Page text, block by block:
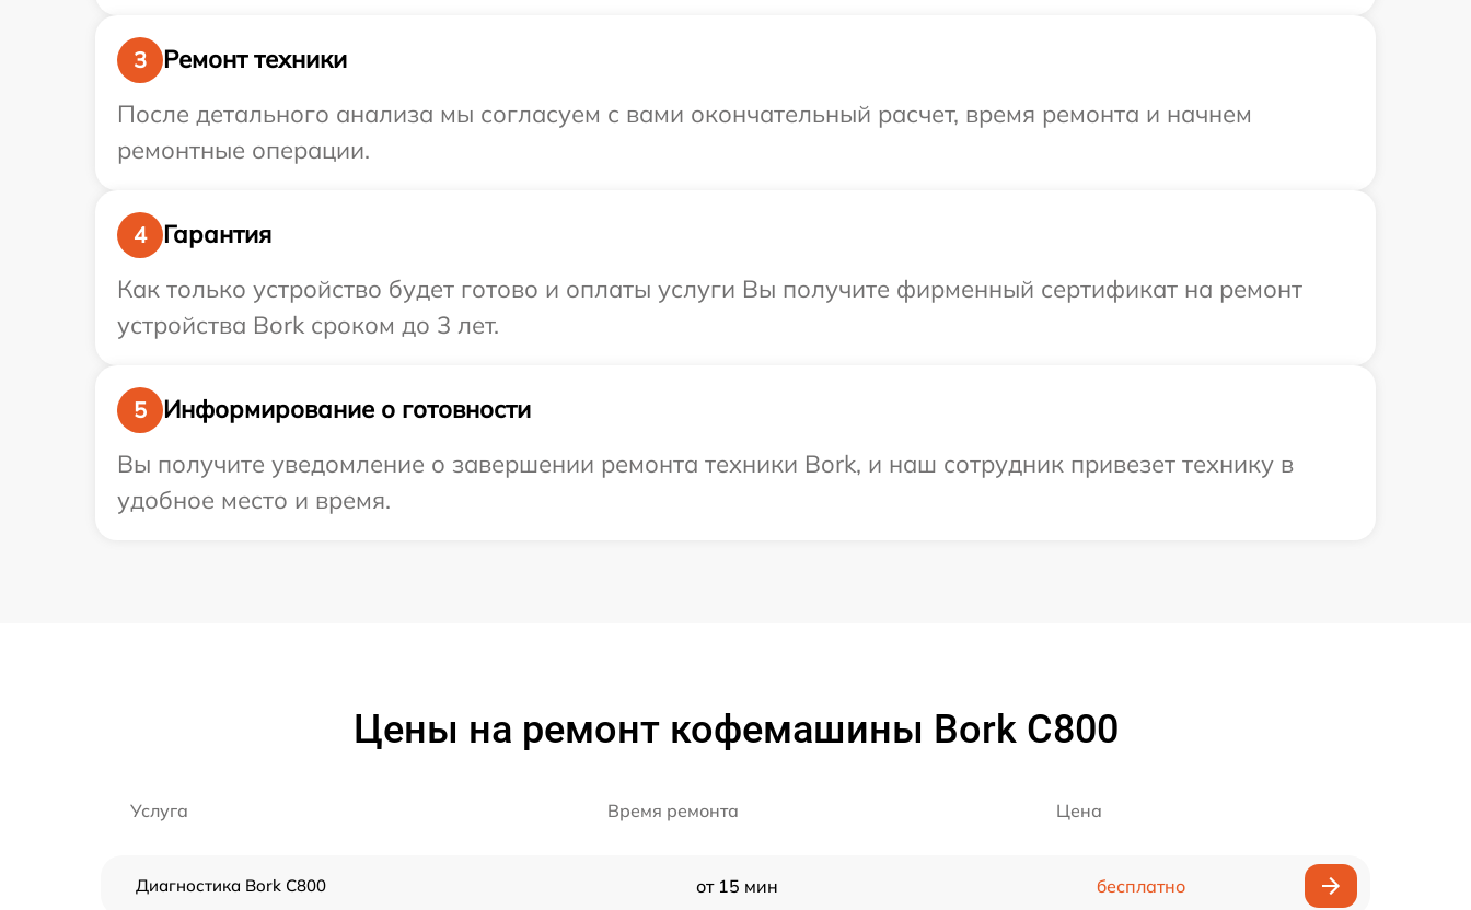
3
Ремонт техники
После детального анализа мы согласуем с вами окончательный расчет, время ремонта и начнем
ремонтные операции.
4
Гарантия
Как только устройство будет готово и оплаты услуги Вы получите фирменный сертификат на ремонт
устройства Bork сроком до 3 лет.
5
Информирование о готовности
Вы получите уведомление о завершении ремонта техники Bork, и наш сотрудник привезет технику в
удобное место и время.
Цены на ремонт кофемашины Bork C800
Услуга Время ремонта Цена
Диагностика Bork C800 от 15 мин бесплатно